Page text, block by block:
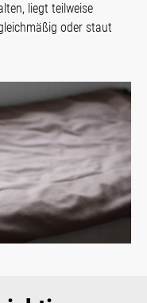
liegt teilweise
oder staut